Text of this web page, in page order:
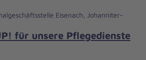
Eisenach, Johanniter-
für unsere Pflegedienste